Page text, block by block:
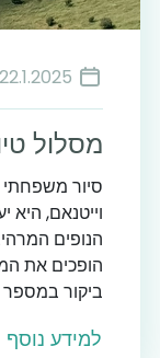
22.1.2025
מסלול
סיור
וייטנאם,
הנופים
הופכים את
ביקור
למידע נוסף